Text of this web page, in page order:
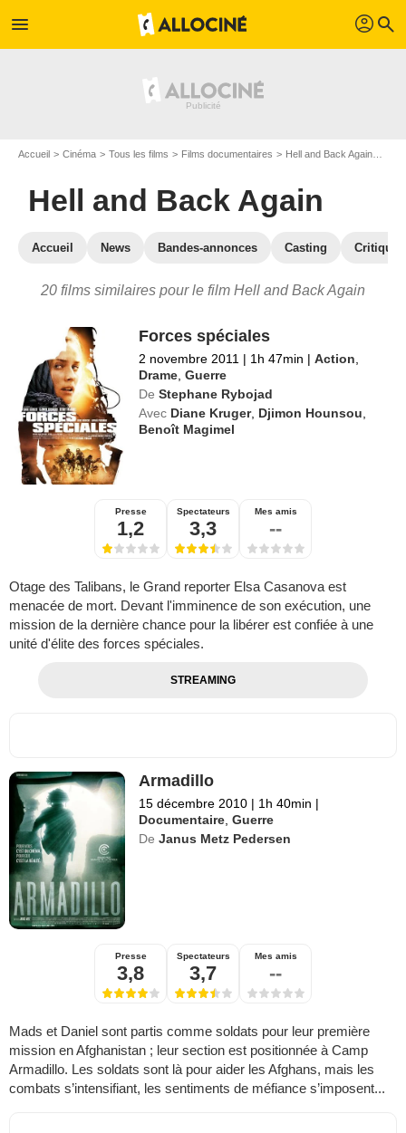
menu profil search
Accueil Cinéma Tous les films Films documentaires Hell and Back Again
Hell and Back Again
Accueil News Bandes-annonces Casting
20 films similaires pour le film Hell and Back Again
Forces spéciales
2 novembre 2011 | 1h 47min | Action
Drame ,Guerre
De Stephane Rybojad
Avec Diane Kruger, Djimon Hounsou
Benoît Magimel
Presse
1,2
Spectateurs
3,3
Mes amis
--
Otage des Talibans, le Grand reporter Elsa Casanova est
menacée de mort. Devant l'imminence de son exécution, une
mission de la dernière chance pour la libérer est confiée à une
unité d'élite des forces spéciales.
STREAMING
Armadillo
15 décembre 2010 | 1h 40min |
Documentaire ,Guerre
De Janus Metz Pedersen
Presse
3,8
Spectateurs
3,7
Mes amis
--
Mads et Daniel sont partis comme soldats pour leur première
mission en Afghanistan ; leur section est positionnée à Camp
Armadillo. Les soldats sont là pour aider les Afghans, mais les
combats s’intensifiant, les sentiments de méfiance s’imposent...